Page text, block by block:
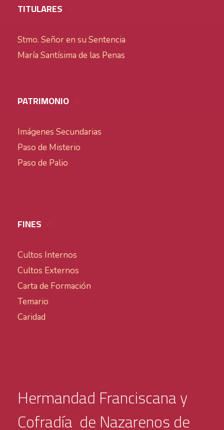
TITULARES
Stmo. Señor en su Sentencia
María Santísima de las Penas
PATRIMONIO
Imágenes Secundarias
Paso de Misterio
Paso de Palio
FINES
Cultos Internos
Cultos Externos
Carta de Formación
Temario
Caridad
Hermandad Franciscana y
Cofradía de Nazarenos de